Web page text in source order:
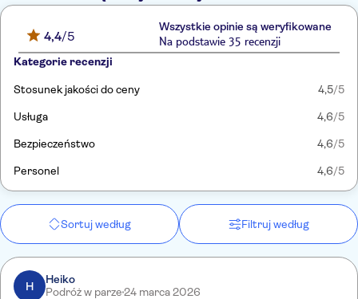
4,4/5
Wszystkie opinie są weryfikowane
Na podstawie 35 recenzji
Kategorie recenzji
Stosunek jakości do ceny 4,5/5
Usługa 4,6/5
Bezpieczeństwo 4,6/5
Personel 4,6/5
Sortuj według Filtruj według
H
Heiko
Podróż w parze24 marca 2026